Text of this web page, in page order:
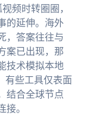
频时转圈圈，
的延伸。海外
，答案往往与
案已出现，那
技术模拟本地
有些工具仅表面
结合全球节点
。